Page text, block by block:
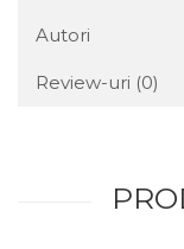
Autori
Review-uri (0)